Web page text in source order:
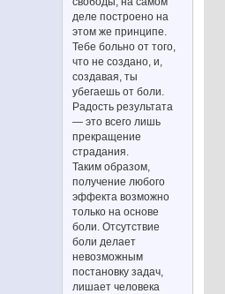
деле построено на
этом же принципе.
Тебе больно от того,
что не создано, и,
создавая, ты
убегаешь от боли.
Радость результата
— это всего лишь
прекращение
страдания.
Таким образом,
получение любого
эффекта возможно
только на основе
боли. Отсутствие
боли делает
невозможным
постановку задач,
лишает человека